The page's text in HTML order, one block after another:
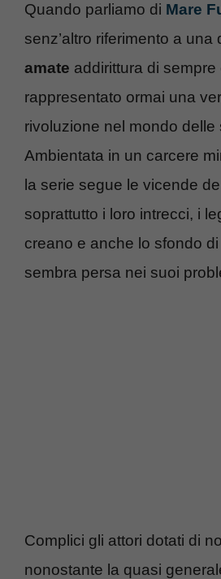
Quando parliamo di Mare
senz’altro riferimento a una
amate addirittura di sempre
rappresentato ormai una
rivoluzione nel mondo delle
Ambientata in un carcere
la serie segue le vicende
soprattutto i loro intrecci, i
creano e anche lo sfondo
sembra persa nei suoi
Complici gli attori dotati di
nonostante la quasi